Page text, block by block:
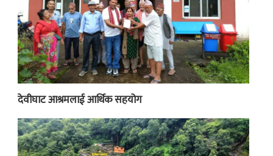
देवीघाट आश्रमलाई आर्थिक सहयोग